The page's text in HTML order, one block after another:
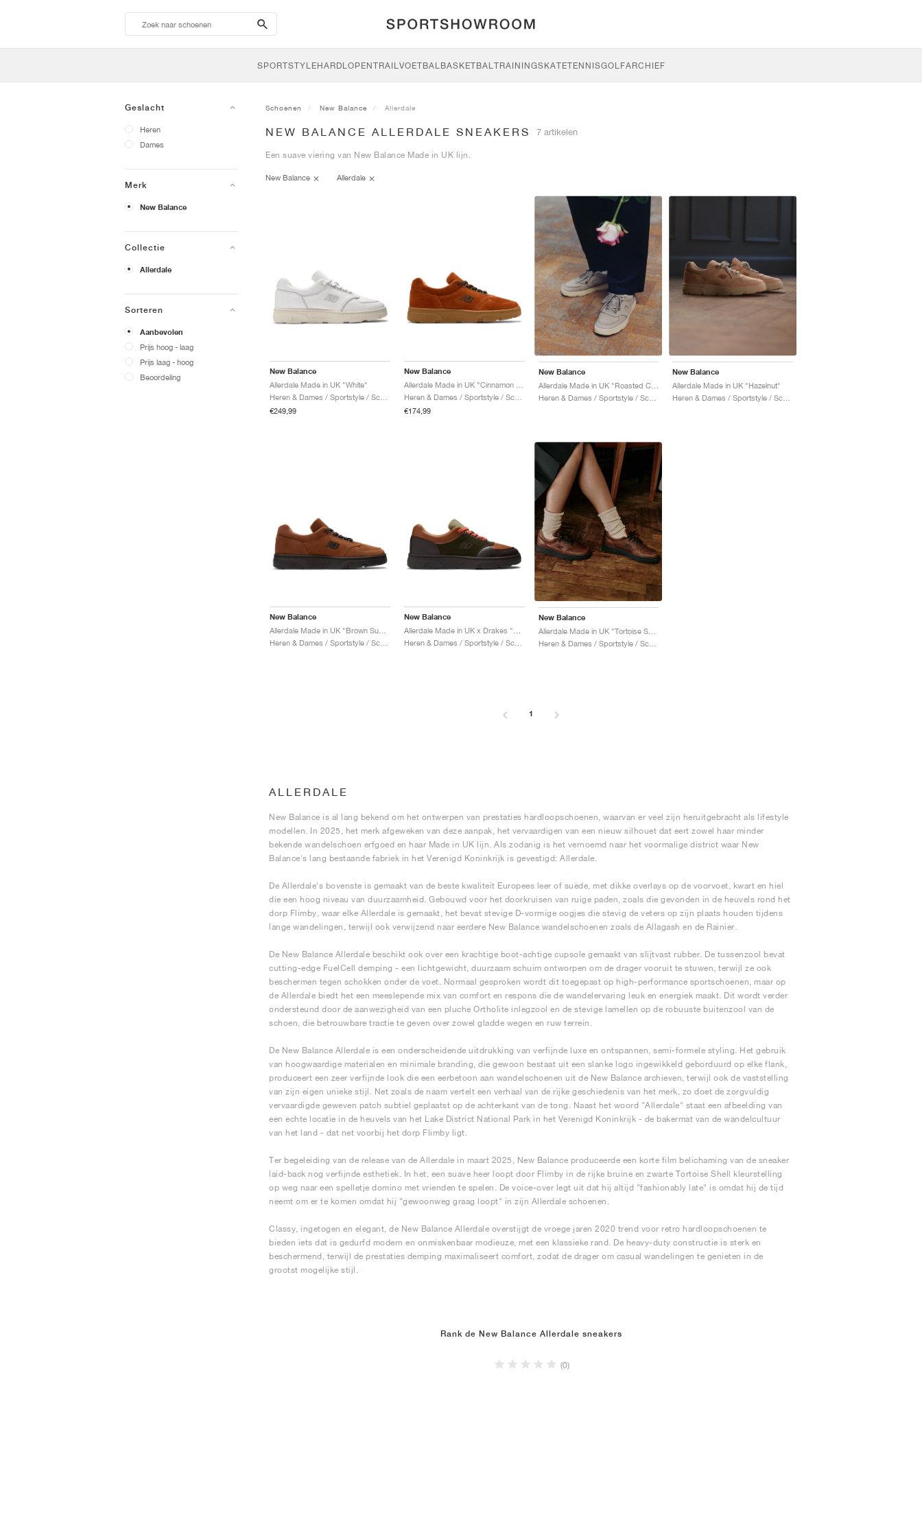
search-
btn
SPORTSTYLEHARDLOPENTRAILVOETBALBASKETBALTRAININGSKATETENNISGOLFARCHIEF
Geslacht
Heren
Dames
Merk
New Balance
Collectie
Allerdale
Sorteren
Aanbevolen
Prijs hoog - laag
Prijs laag - hoog
Beoordeling
Schoenen New Balance Allerdale
NEW BALANCE ALLERDALE SNEAKERS 7 artikelen
Een suave viering van New Balance Made in UK lijn.
New Balance Allerdale
New Balance
Allerdale Made in UK "White"
€249,99
New Balance
Heren & Dames / Sportstyle / Schoenen
€174,99
New Balance
Allerdale Made in UK "Roasted Cashew & Castle Wall"
Heren & Dames / Sportstyle / Schoenen
New Balance
Allerdale Made in UK "Hazelnut"
New Balance New Balance
Heren & Dames / Sportstyle / Schoenen
New Balance
Allerdale Made in UK "Tortoise Shell & Black Coffee"
Heren & Dames / Sportstyle / Schoenen
1
ALLERDALE
New Balance is al lang bekend om het ontwerpen van prestaties hardloopschoenen, waarvan er veel zijn heruitgebracht als lifestyle
modellen. In 2025, het merk afgeweken van deze aanpak, het vervaardigen van een nieuw silhouet dat eert zowel haar minder
bekende wandelschoen erfgoed en haar Made in UK lijn. Als zodanig is het vernoemd naar het voormalige district waar New
Balance's lang bestaande fabriek in het Verenigd Koninkrijk is gevestigd: Allerdale.
De Allerdale's bovenste is gemaakt van de beste kwaliteit Europees leer of suède, met dikke overlays op de voorvoet, kwart en hiel
die een hoog niveau van duurzaamheid. Gebouwd voor het doorkruisen van ruige paden, zoals die gevonden in de heuvels rond het
dorp Flimby, waar elke Allerdale is gemaakt, het bevat stevige D-vormige oogjes die stevig de veters op zijn plaats houden tijdens
lange wandelingen, terwijl ook verwijzend naar eerdere New Balance wandelschoenen zoals de Allagash en de Rainier.
De New Balance Allerdale beschikt ook over een krachtige boot-achtige cupsole gemaakt van slijtvast rubber. De tussenzool bevat
cutting-edge FuelCell demping - een lichtgewicht, duurzaam schuim ontworpen om de drager vooruit te stuwen, terwijl ze ook
beschermen tegen schokken onder de voet. Normaal gesproken wordt dit toegepast op high-performance sportschoenen, maar op
de Allerdale biedt het een meeslepende mix van comfort en respons die de wandelervaring leuk en energiek maakt. Dit wordt verder
ondersteund door de aanwezigheid van een pluche Ortholite inlegzool en de stevige lamellen op de robuuste buitenzool van de
schoen, die betrouwbare tractie te geven over zowel gladde wegen en ruw terrein.
De New Balance Allerdale is een onderscheidende uitdrukking van verfijnde luxe en ontspannen, semi-formele styling. Het gebruik
van hoogwaardige materialen en minimale branding, die gewoon bestaat uit een slanke logo ingewikkeld geborduurd op elke flank,
produceert een zeer verfijnde look die een eerbetoon aan wandelschoenen uit de New Balance archieven, terwijl ook de vaststelling
van zijn eigen unieke stijl. Net zoals de naam vertelt een verhaal van de rijke geschiedenis van het merk, zo doet de zorgvuldig
vervaardigde geweven patch subtiel geplaatst op de achterkant van de tong. Naast het woord "Allerdale" staat een afbeelding van
een echte locatie in de heuvels van het Lake District National Park in het Verenigd Koninkrijk - de bakermat van de wandelcultuur
van het land - dat net voorbij het dorp Flimby ligt.
Ter begeleiding van de release van de Allerdale in maart 2025, New Balance produceerde een korte film belichaming van de sneaker
laid-back nog verfijnde esthetiek. In het, een suave heer loopt door Flimby in de rijke bruine en zwarte Tortoise Shell kleurstelling
op weg naar een spelletje domino met vrienden te spelen. De voice-over legt uit dat hij altijd "fashionably late" is omdat hij de tijd
neemt om er te komen omdat hij "gewoonweg graag loopt" in zijn Allerdale schoenen.
Classy, ingetogen en elegant, de New Balance Allerdale overstijgt de vroege jaren 2020 trend voor retro hardloopschoenen te
bieden iets dat is gedurfd modern en onmiskenbaar modieuze, met een klassieke rand. De heavy-duty constructie is sterk en
beschermend, terwijl de prestaties demping maximaliseert comfort, zodat de drager om casual wandelingen te genieten in de
grootst mogelijke stijl.
Rank de New Balance Allerdale sneakers
(0)